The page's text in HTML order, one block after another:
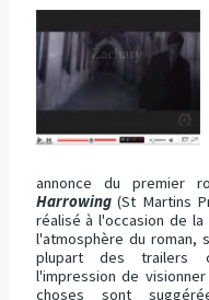
annonce du premier
Harrowing(St Martins
réalisé à l'occasion de
l'atmosphère du roman,
plupart des trailers
l'impression de
choses sont